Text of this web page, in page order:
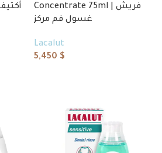
Concentrate 75ml | فريش
غسول فم مركز
Lacalut
5,450 $